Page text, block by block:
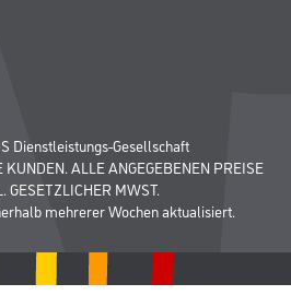
Dienstleistungs-Gesellschaft
ALLE ANGEGEBENEN PREISE
GESETZLICHER MWST.
mehrerer Wochen aktualisiert.